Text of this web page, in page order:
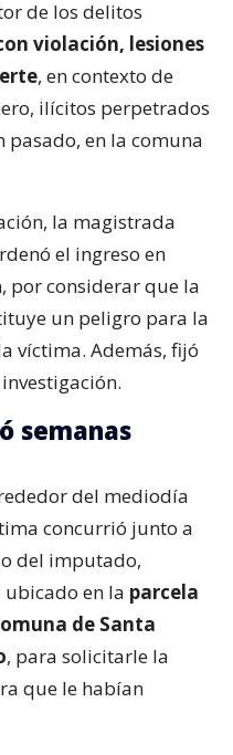
de los delitos
violación, lesiones
, en contexto de
ilícitos perpetrados
pasado, en la comuna
la magistrada
el ingreso en
por considerar que la
un peligro para la
víctima. Además, fijó
semanas
del mediodía
concurrió junto a
del imputado,
ubicado en la parcela
de Santa
, para solicitarle la
que le habían